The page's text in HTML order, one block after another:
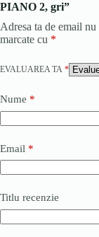
PIANO 2, gri”
Adresa ta de email
marcate cu *
EVALUAREA TA *
Nume *
Email *
Titlu recenzie